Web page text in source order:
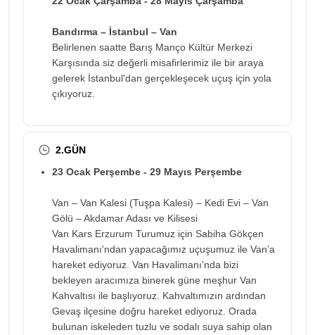
Bandırma – İstanbul – Van
Belirlenen saatte Barış Manço Kültür Merkezi
Karşısında siz değerli misafirlerimiz ile bir araya
gelerek İstanbul'dan gerçekleşecek uçuş için yola
çıkıyoruz.
2.GÜN
23 Ocak Perşembe - 29 Mayıs Perşembe
Van – Van Kalesi (Tuşpa Kalesi) – Kedi Evi – Van
Gölü – Akdamar Adası ve Kilisesi
Van Kars Erzurum Turumuz için Sabiha Gökçen
Havalimanı'ndan yapacağımız uçuşumuz ile Van’a
hareket ediyoruz. Van Havalimanı'nda bizi
bekleyen aracımıza binerek güne meşhur Van
Kahvaltısı ile başlıyoruz. Kahvaltımızın ardından
Gevaş ilçesine doğru hareket ediyoruz. Orada
bulunan iskeleden tuzlu ve sodalı suya sahip olan